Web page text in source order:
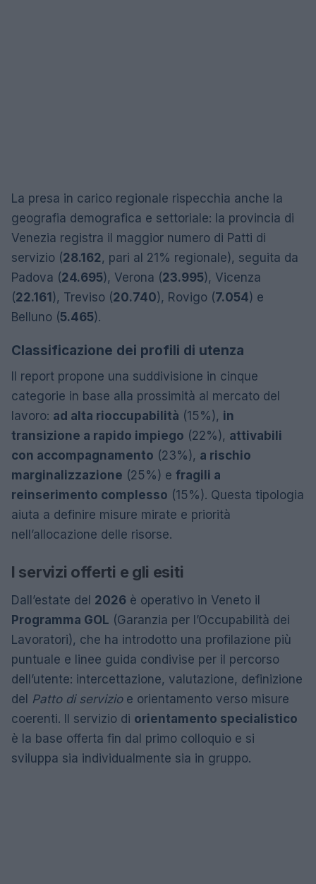
La presa in carico regionale rispecchia anche la
geografia demografica e settoriale: la provincia di
Venezia registra il maggior numero di Patti di
servizio (28.162, pari al 21% regionale), seguita da
Padova (24.695), Verona (23.995), Vicenza
(22.161 ), Treviso (20.740), Rovigo (7.054) e
Belluno (5.465).
Classificazione dei profili di utenza
Il report propone una suddivisione in cinque
categorie in base alla prossimità al mercato del
lavoro: ad alta rioccupabilità (15%), in
transizione a rapido impiego (22%), attivabili
con accompagnamento (23%), a rischio
marginalizzazione (25%) e fragili a
reinserimento complesso (15%). Questa tipologia
aiuta a definire misure mirate e priorità
nell’allocazione delle risorse.
I servizi offerti e gli esiti
Dall’estate del 2026 è operativo in Veneto il
Programma GOL (Garanzia per l’Occupabilità dei
Lavoratori), che ha introdotto una profilazione più
puntuale e linee guida condivise per il percorso
dell’utente: intercettazione, valutazione, definizione
del Patto di servizioe orientamento verso misure
coerenti. Il servizio di orientamento specialistico
è la base offerta fin dal primo colloquio e si
sviluppa sia individualmente sia in gruppo.